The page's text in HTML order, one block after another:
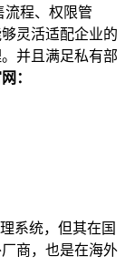
流程、权限管
灵活适配企业的
并且满足私有部
：
系统，但其在国
商，也是在海外